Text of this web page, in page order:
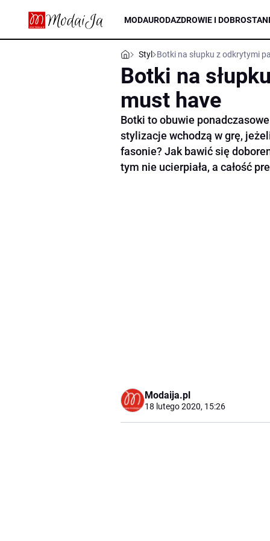
MODAURODAZDROWIE I DOBROSTAN
Styl Botki na słupku z odkrytymi
Botki na
must have
Botki to obuwie
stylizacje wchodzą w grę,
fasonie? Jak bawić się
tym nie ucierpiała, a całość
Modaija.pl
18 lutego 2020, 15:26